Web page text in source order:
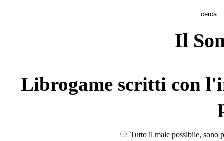
Il
Librogame scritti con
Tutto il male possibile, sono